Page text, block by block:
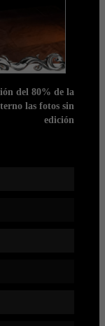
del 80% de la
las fotos sin
edición